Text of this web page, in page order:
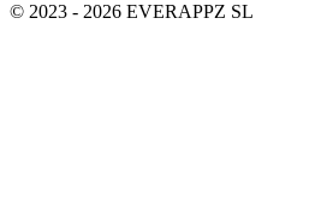
© 2023 - 2026 EVERAPPZ SL